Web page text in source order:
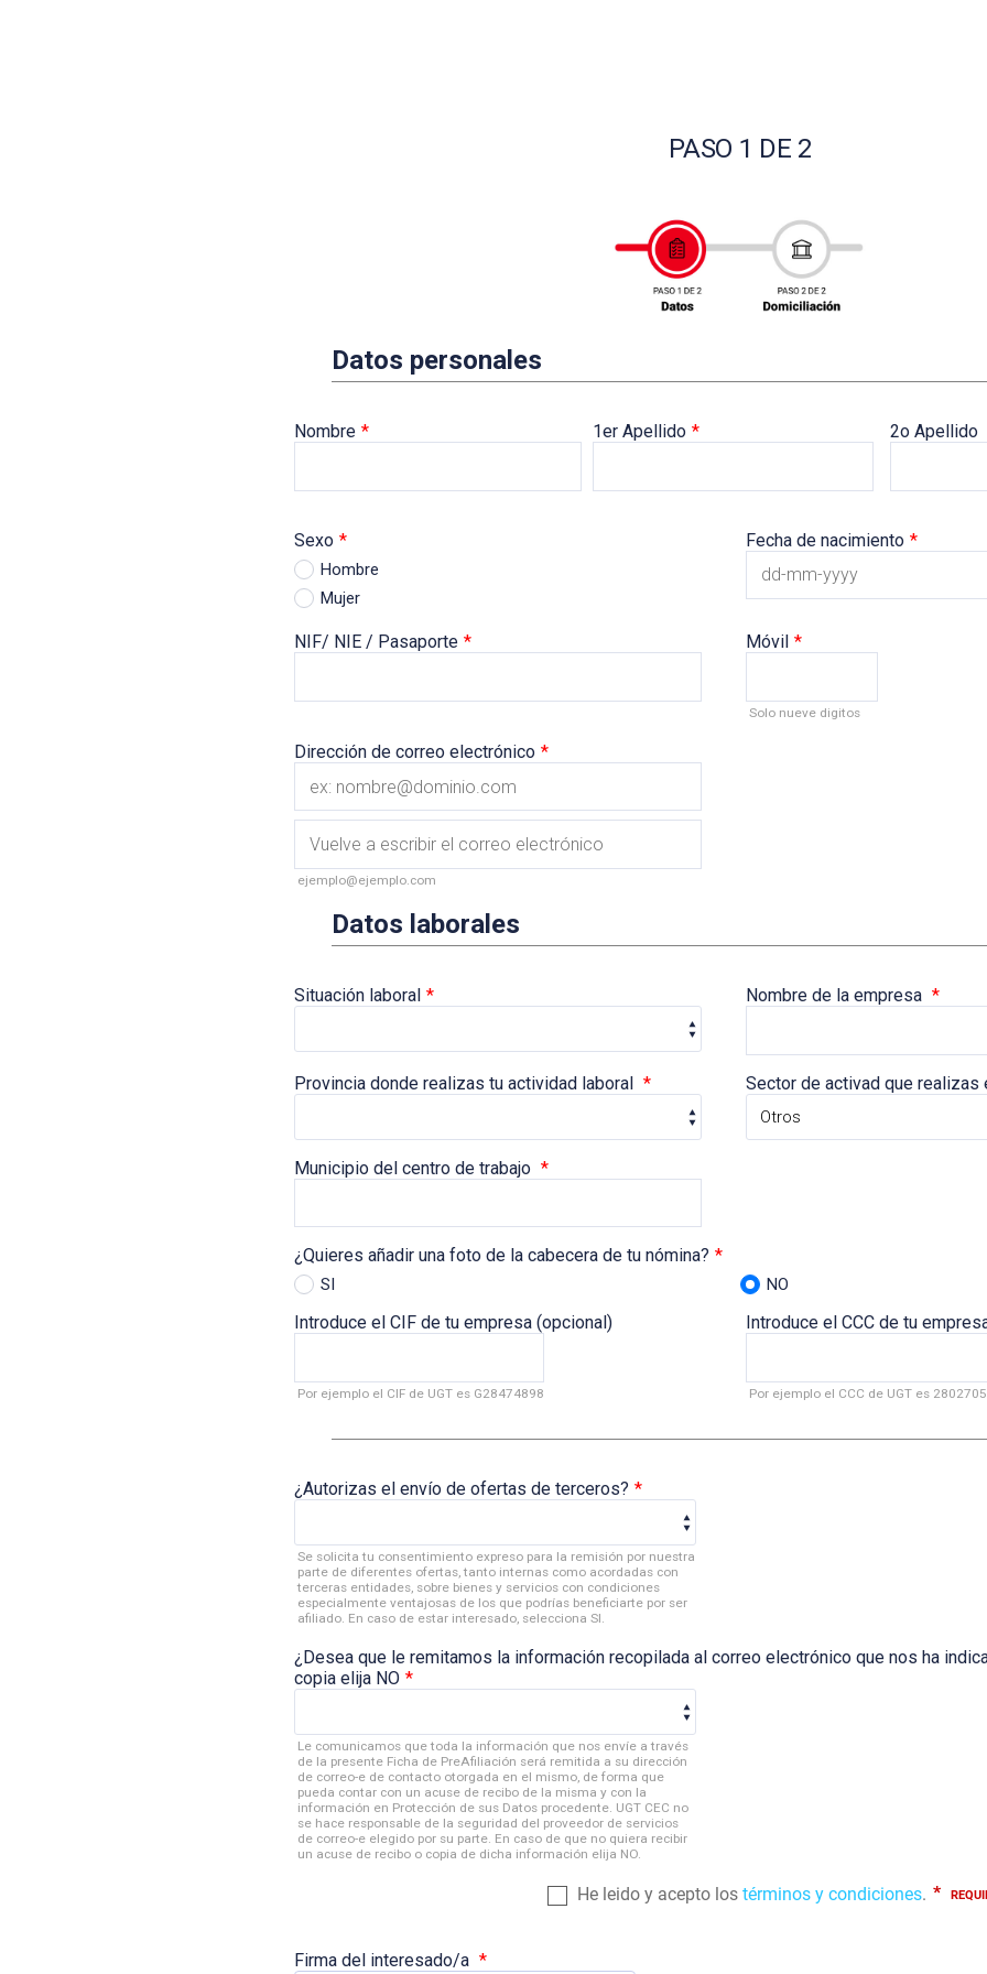
PASO 1 DE 2
Datos personales
Nombre * 1er Apellido * 2o Apellido
Sexo *
Hombre
Mujer
Fecha de nacimiento *
NIF/ NIE / Pasaporte * Móvil *
Solo nueve digitos
Dirección de correo electrónico *
Confirmation Email
ejemplo@ejemplo.com
Datos laborales
Situación laboral * Nombre de la empresa *
Provincia donde realizas tu actividad laboral * Sector de activad que realizas
Municipio del centro de trabajo *
¿Quieres añadir una foto de la cabecera de tu nómina? *
SI NO
Introduce el CIF de tu empresa (opcional)
Por ejemplo el CIF de UGT es G28474898
Introduce el CCC de tu
Por ejemplo el CCC de UGT es
¿Autorizas el envío de ofertas de terceros? *
Se solicita tu consentimiento expreso para la remisión por nuestra
parte de diferentes ofertas, tanto internas como acordadas con
terceras entidades, sobre bienes y servicios con condiciones
especialmente ventajosas de los que podrías beneficiarte por ser
afiliado. En caso de estar interesado, selecciona SI.
¿Desea que le remitamos la información recopilada al correo electrónico que nos ha
copia elija NO *
Le comunicamos que toda la información que nos envíe a través
de la presente Ficha de PreAfiliación será remitida a su dirección
de correo-e de contacto otorgada en el mismo, de forma que
pueda contar con un acuse de recibo de la misma y con la
información en Protección de sus Datos procedente. UGT CEC no
se hace responsable de la seguridad del proveedor de servicios
de correo-e elegido por su parte. En caso de que no quiera recibir
un acuse de recibo o copia de dicha información elija NO.
Firma del interesado/a *